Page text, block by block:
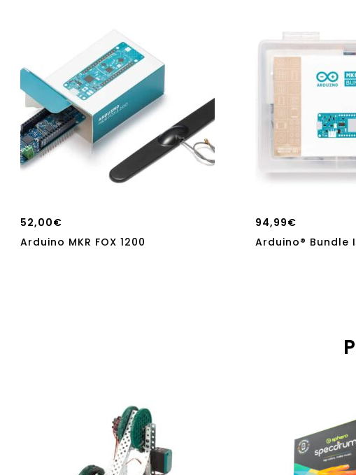
52,00€
Arduino MKR FOX 1200
94,99€
Arduino® Bundle